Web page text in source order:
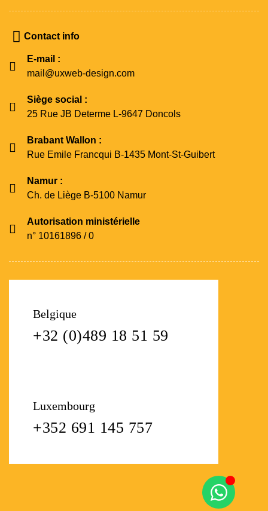
Contact info
E-mail :
mail@uxweb-design.com
Siège social :
25 Rue JB Determe L-9647 Doncols
Brabant Wallon :
Rue Emile Francqui B-1435 Mont-St-Guibert
Namur :
Ch. de Liège B-5100 Namur
Autorisation ministérielle
n° 10161896 / 0
Belgique
+32 (0)489 18 51 59
Luxembourg
+352 691 145 757